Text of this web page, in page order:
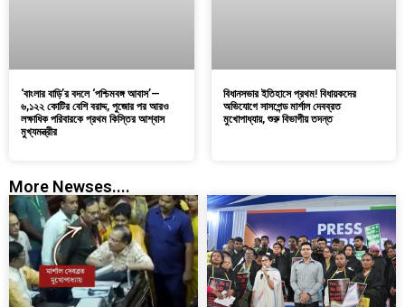
‘বাংলার বাড়ি’র বদলে ‘পশ্চিমবঙ্গ আবাস’—
৬,১২২ কোটির বেশি বরাদ্দ, পুজোর পর আরও
লক্ষাধিক পরিবারকে প্রথম কিস্তির আশ্বাস
মুখ্যমন্ত্রীর
বিধানসভার ইতিহাসে প্রথম! বিধায়কদের
অভিযোগে সাসপেন্ড মার্শাল দেবব্রত
মুখোপাধ্যায়, শুরু বিভাগীয় তদন্ত
More Newses....